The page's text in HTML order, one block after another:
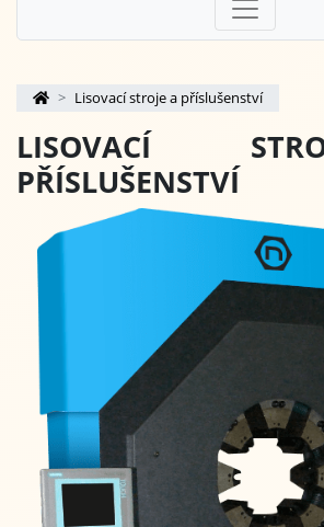
Lisovací stroje a příslušenství
LISOVACÍ
PŘÍSLUŠENSTVÍ